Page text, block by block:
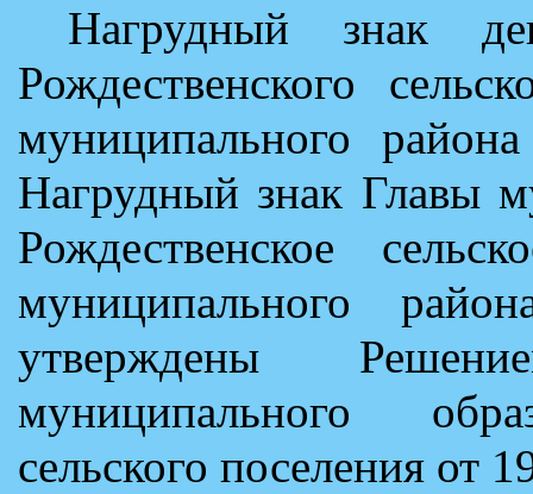
Нагрудный знак
Рождественского
муниципального
Нагрудный знак Главы
Рождественское
муниципального
утверждены
муниципального
сельского поселения от